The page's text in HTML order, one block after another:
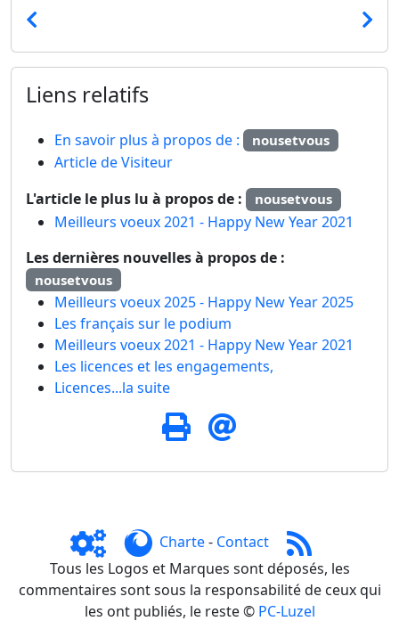
Liens relatifs
En savoir plus à propos de : nousetvous
Article de Visiteur
L'article le plus lu à propos de :
nousetvous
Meilleurs voeux 2021 - Happy New Year 2021
Les dernières nouvelles à propos de :
nousetvous
Meilleurs voeux 2025 - Happy New Year 2025
Les français sur le podium
Meilleurs voeux 2021 - Happy New Year 2021
Les licences et les engagements,
Licences...la suite
Charte- Contact
Tous les Logos et Marques sont déposés, les
commentaires sont sous la responsabilité de ceux qui
les ont publiés, le reste © PC-Luzel